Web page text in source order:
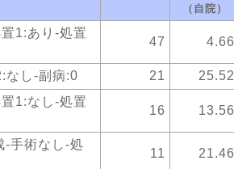
（自院）
1:あり-処置
47 4.66
なし-副病:0 21 25.52
1:なし-処置
16 13.56
-手術なし-処
11 21.46